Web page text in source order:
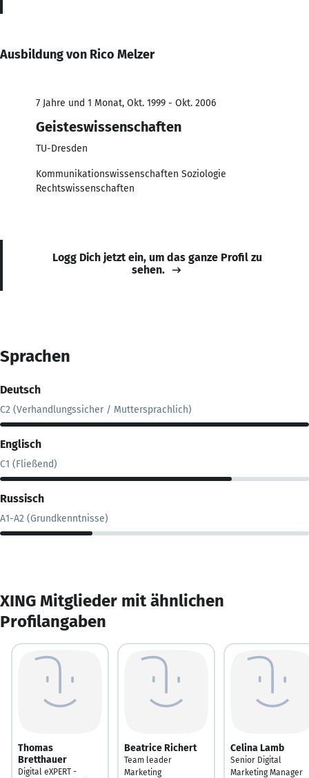
Ausbildung von Rico Melzer
7 Jahre und 1 Monat, Okt. 1999 - Okt. 2006
Geisteswissenschaften
TU-Dresden
Kommunikationswissenschaften Soziologie
Rechtswissenschaften
Logg Dich jetzt ein, um das ganze Profil zu
sehen.
Sprachen
Deutsch
C2 (Verhandlungssicher / Muttersprachlich)
Englisch
C1 (Fließend)
Russisch
A1-A2 (Grundkenntnisse)
XING Mitglieder mit ähnlichen
Profilangaben
Thomas
Bretthauer
Digital eXPERT -
Beatrice Richert
Team leader
Marketing
Celina Lamb
Senior Digital
Marketing Manager